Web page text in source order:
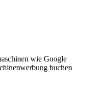
wie Google
buchen